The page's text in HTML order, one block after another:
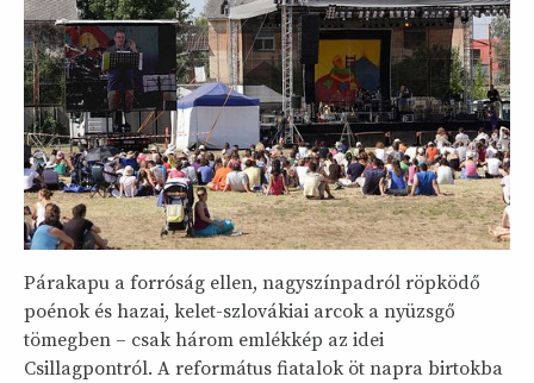
Párakapu a forróság ellen, nagyszínpadról röpködő
poénok és hazai, kelet-szlovákiai arcok a nyüzsgő
tömegben – csak három emlékkép az idei
Csillagpontról. A református fiatalok öt napra birtokba